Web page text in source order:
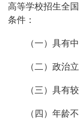
高等学校招生全
条件：
（一）具有
（二）政治
（三）具有
（四）年龄